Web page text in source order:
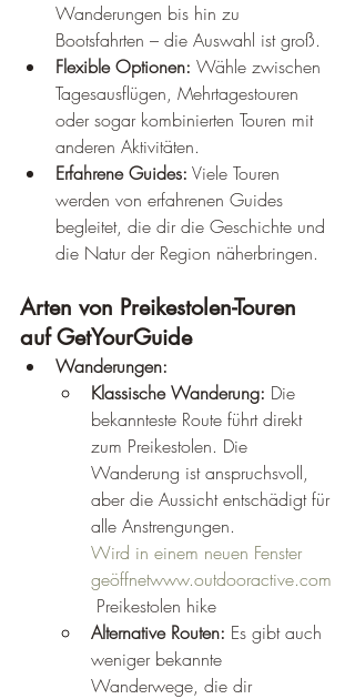
Wanderungen bis hin zu
Bootsfahrten – die Auswahl ist groß.
Flexible Optionen: Wähle zwischen
Tagesausflügen, Mehrtagestouren
oder sogar kombinierten Touren mit
anderen Aktivitäten.
Erfahrene Guides: Viele Touren
werden von erfahrenen Guides
begleitet, die dir die Geschichte und
die Natur der Region näherbringen.
Arten von Preikestolen-Touren
auf GetYourGuide
Wanderungen:
Klassische Wanderung: Die
bekannteste Route führt direkt
zum Preikestolen. Die
Wanderung ist anspruchsvoll,
aber die Aussicht entschädigt für
alle Anstrengungen.
Wird in einem neuen Fenster
geöffnetwww.outdooractive.com
Preikestolen hike
Alternative Routen: Es gibt auch
weniger bekannte
Wanderwege, die dir